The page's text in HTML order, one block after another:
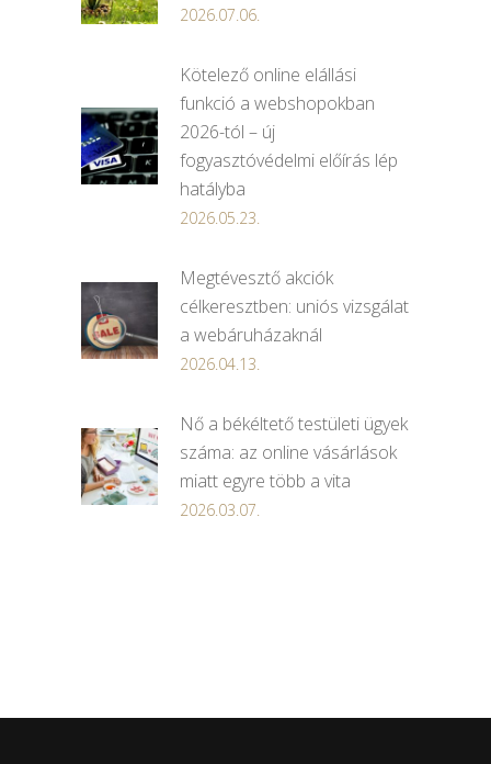
2026.07.06.
Kötelező online elállási
funkció a webshopokban
2026-tól – új
fogyasztóvédelmi előírás lép
hatályba
2026.05.23.
Megtévesztő akciók
célkeresztben: uniós vizsgálat
a webáruházaknál
2026.04.13.
Nő a békéltető testületi ügyek
száma: az online vásárlások
miatt egyre több a vita
2026.03.07.